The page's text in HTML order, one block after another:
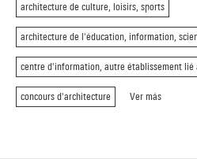
architecture de culture, loisirs, sports
architecture de l'éducation, information,
centre d'information, autre établissement lié
concours d'architecture Ver más